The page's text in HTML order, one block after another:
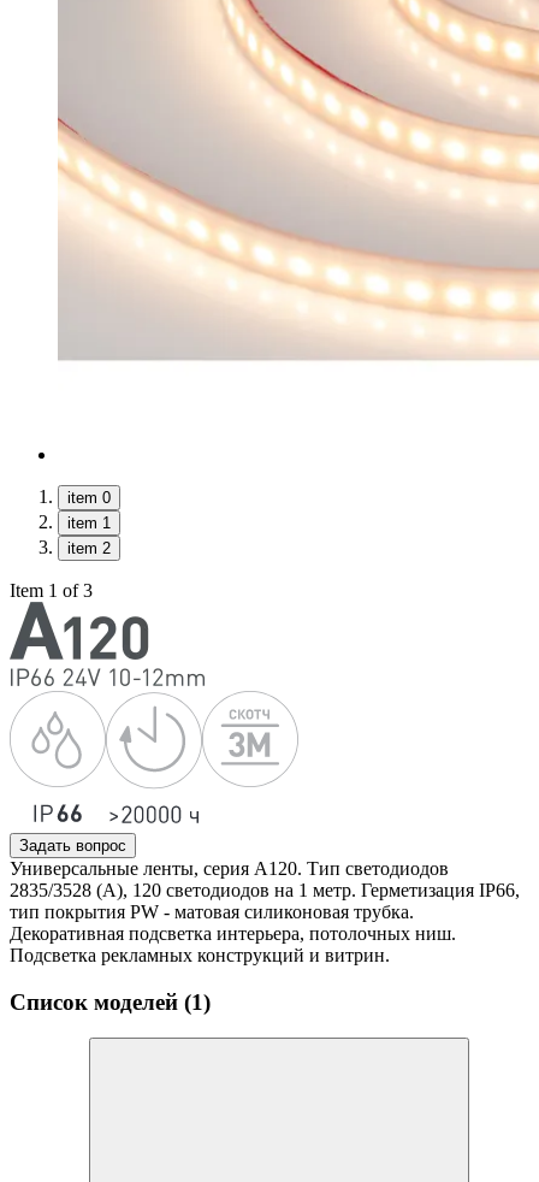
item 0
item 1
item 2
Item 1 of 3
Задать вопрос
Универсальные ленты, серия А120. Тип светодиодов
2835/3528 (А), 120 светодиодов на 1 метр. Герметизация IP66,
тип покрытия PW - матовая силиконовая трубка.
Декоративная подсветка интерьера, потолочных ниш.
Подсветка рекламных конструкций и витрин.
Список моделей (1)